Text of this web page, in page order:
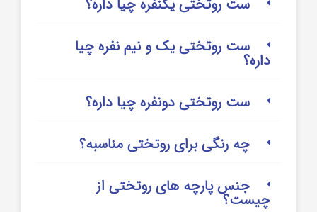
ست روتختی یک و نیم نفره چیا
داره؟
ست روتختی دونفره چیا داره؟
چه رنگی برای روتختی مناسبه؟
جنس پارچه های روتختی از
چیست؟